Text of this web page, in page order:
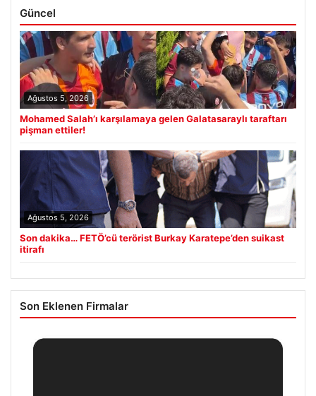
Güncel
Ağustos 5, 2026
Mohamed Salah’ı karşılamaya gelen Galatasaraylı taraftarı
pişman ettiler!
Ağustos 5, 2026
Son dakika… FETÖ’cü terörist Burkay Karatepe’den suikast
itirafı
Son Eklenen Firmalar